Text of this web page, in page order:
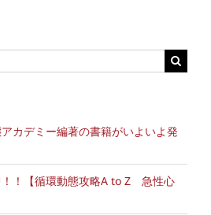
アカデミー編著の書籍がいよいよ発
！！【循環動態攻略A to Z 急性心